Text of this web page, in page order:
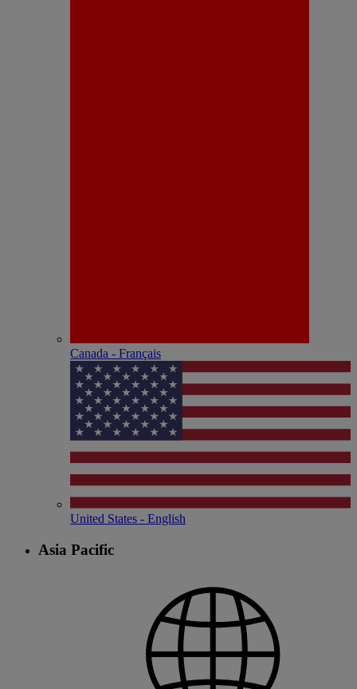
Canada - Français
United States - English
Asia Pacific